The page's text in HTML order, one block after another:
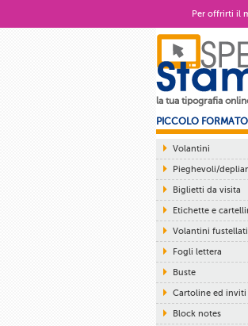
Per offrirti il
la tua tipografia
PICCOLO FORMATO
Volantini
Pieghevoli/
Biglietti da visita
Etichette e
Volantini fustellati
Fogli lettera
Buste
Cartoline ed inviti
Block notes